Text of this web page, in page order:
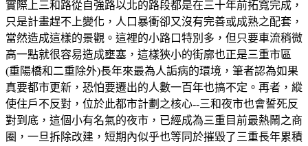
實際上三和路從自強路以北的路段都是在三十年前拓寬完成，
只是計畫趕不上變化，人口暴衝卻又沒有完善或成熟之配套，
當然造成這樣的景觀。這裡的小路口特別多，但只要車流稍微
高一點就很容易造成壅塞，這樣狹小的街廓也正是三重市區
(重陽橋和二重除外)長年來最為人詬病的環境，筆者認為如果
真要都市更新，恐怕要遷出的人數一百年也搞不定。再者，縱
使住戶不反對，位於此都市計劃之核心--三和夜市也會誓死反
對到底，這個小有名氣的夜市，已經成為三重目前最熱鬧之商
圈，一旦拆除改建，短期內似乎也等同於摧毀了三重長年累積